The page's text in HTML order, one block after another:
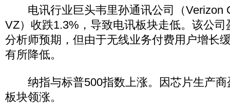
电讯行业巨头韦里孙通讯公司（Verizon
VZ）收跌1.3%，导致电讯板块走低。该公
分析师预期，但由于无线业务付费用户增长
有所降低。
纳指与标普500指数上涨。因芯片生产商
板块领涨。